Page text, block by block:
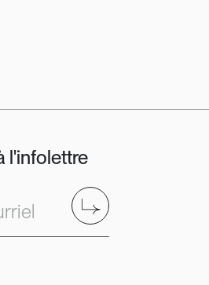
l'infolettre
Envoyer